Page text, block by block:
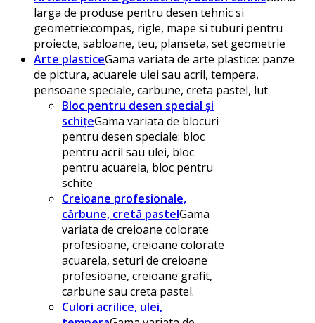
larga de produse pentru desen tehnic si
geometrie:compas, rigle, mape si tuburi pentru
proiecte, sabloane, teu, planseta, set geometrie
Arte plasticeGama variata de arte plastice: panze
de pictura, acuarele ulei sau acril, tempera,
pensoane speciale, carbune, creta pastel, lut
Bloc pentru desen special și
schițeGama variata de blocuri
pentru desen speciale: bloc
pentru acril sau ulei, bloc
pentru acuarela, bloc pentru
schite
Creioane profesionale,
cărbune, cretă pastelGama
variata de creioane colorate
profesioane, creioane colorate
acuarela, seturi de creioane
profesioane, creioane grafit,
carbune sau creta pastel.
Culori acrilice, ulei,